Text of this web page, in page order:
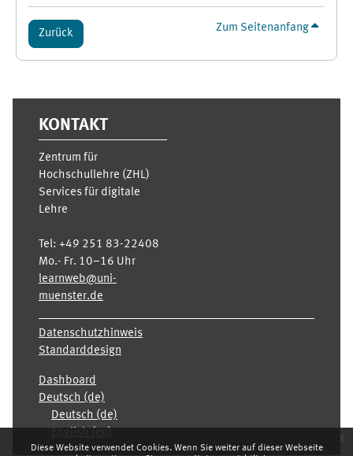
Diese Website verwendet Cookies. Wenn Sie weiter auf dieser Webseite
x
Zurück Zum Seitenanfang
KONTAKT
Zentrum für
Hochschullehre (ZHL)
Services für digitale
Lehre
Tel: +49 251 83-22408
Mo.- Fr. 10–16 Uhr
learnweb@uni-
muenster.de
Datenschutzhinweis
Standarddesign
Dashboard
Deutsch ‎(de)‎
Deutsch ‎(de)‎